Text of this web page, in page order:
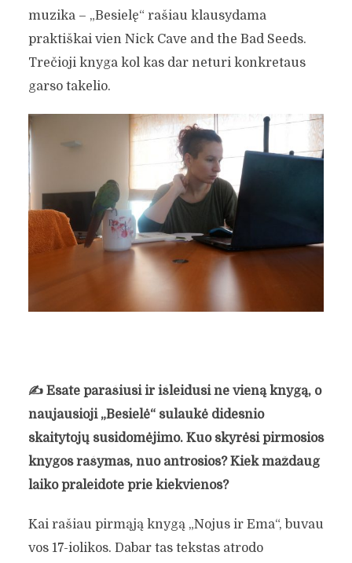
muzika – „Besielę“ rašiau klausydama
praktiškai vien Nick Cave and the Bad Seeds.
Trečioji knyga kol kas dar neturi konkretaus
garso takelio.
✍️ Esate parašiusi ir išleidusi ne vieną knygą, o
naujausioji „Besielė“ sulaukė didesnio
skaitytojų susidomėjimo. Kuo skyrėsi pirmosios
knygos rašymas, nuo antrosios? Kiek maždaug
laiko praleidote prie kiekvienos?
Kai rašiau pirmąją knygą „Nojus ir Ema“, buvau
vos 17-iolikos. Dabar tas tekstas atrodo